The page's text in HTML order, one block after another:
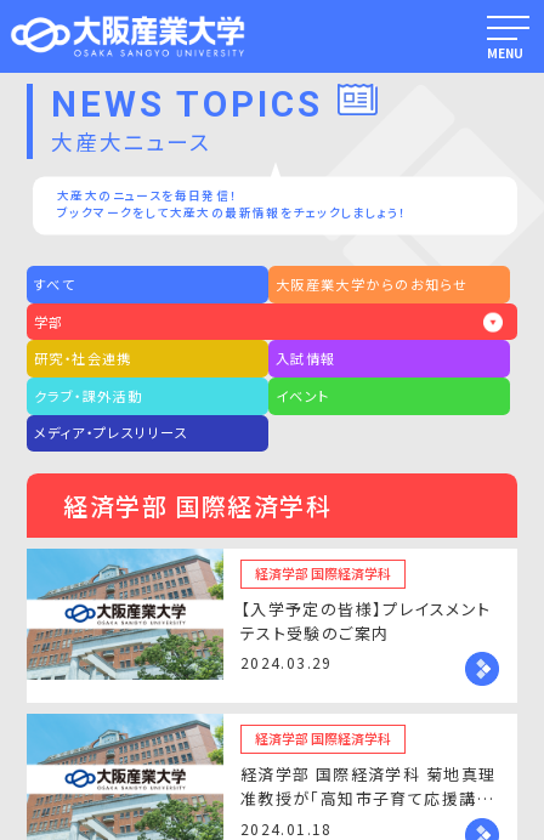
MENU
NEWS TOPICS
大産大ニュース
大産大のニュースを毎日発信！
ブックマークをして大産大の最新情報をチェックしましょう！
経済学部 国際経済学科
経済学部 国際経済学科
【入学予定の皆様】プレイスメント
テスト受験のご案内
2024.03.29
経済学部 国際経済学科
経済学部 国際経済学科 菊地真理
准教授が「高知市子育て応援講演
会」にて講演を行いました
2024.01.18
すべて
大阪産業大学からのお知らせ
学部
研究・社会連携
入試情報
クラブ・課外活動
イベント
メディア・プレスリリース